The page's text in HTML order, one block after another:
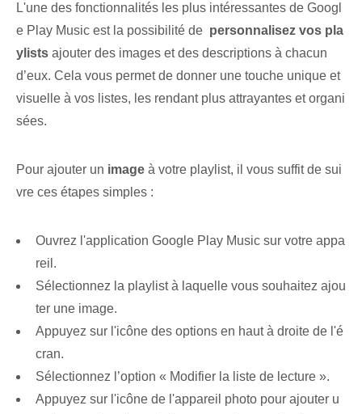
L'une des fonctionnalités les plus intéressantes de Googl
e Play Music est la possibilité de ‌ personnalisez vos ⁤pla
ylists ajouter des images et des descriptions​ à chacun
d’eux. Cela vous permet de donner une touche unique et
visuelle à vos listes, les rendant plus attrayantes et organi
sées.
Pour ajouter un image à votre playlist, il vous suffit de sui
vre ces étapes simples :
Ouvrez l'application Google Play Music sur votre appa
reil.
Sélectionnez la playlist à laquelle vous souhaitez ajou
ter une image.
Appuyez sur l'icône des options en haut à droite de l'é
cran.
Sélectionnez l’option « Modifier la liste de lecture ».
Appuyez sur l'icône de l'appareil photo pour ajouter u